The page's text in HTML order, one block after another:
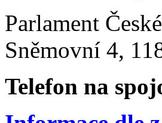
Parlament
Sněmovní 4,
Telefon na